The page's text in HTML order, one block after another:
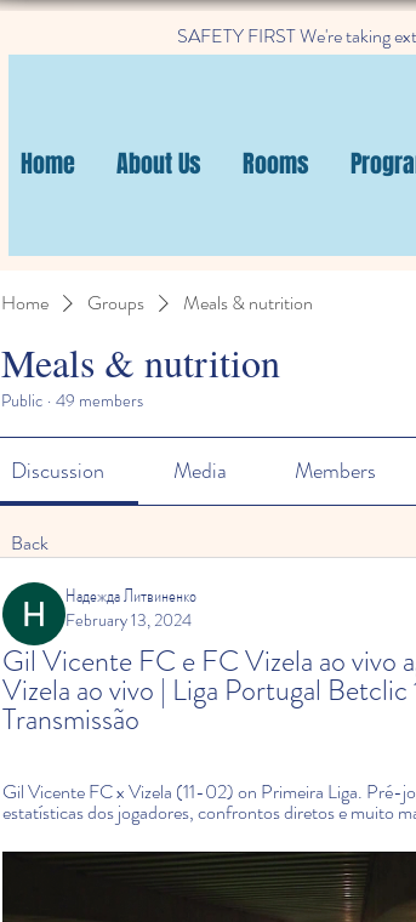
SAFETY FIRST We're taking
Home About Us Rooms
Home Groups Meals & nutrition
Meals & nutrition
Public · 49 members
Discussion Media Members
Back
Надежда Литвиненко
February 13, 2024
Gil Vicente FC e FC Vizela ao vivo
Vizela ao vivo | Liga Portugal
Transmissão
Gil Vicente FC x Vizela (11-02) on Primeira Liga. Pré-
estatísticas dos jogadores, confrontos diretos e muito